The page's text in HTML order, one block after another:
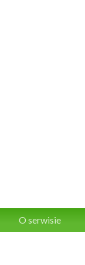
O serwisie